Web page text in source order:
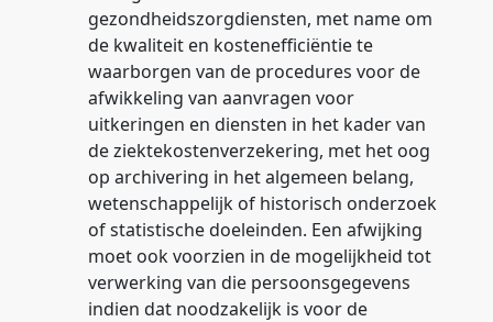
gezondheidszorgdiensten, met name om
de kwaliteit en kostenefficiëntie te
waarborgen van de procedures voor de
afwikkeling van aanvragen voor
uitkeringen en diensten in het kader van
de ziektekostenverzekering, met het oog
op archivering in het algemeen belang,
wetenschappelijk of historisch onderzoek
of statistische doeleinden. Een afwijking
moet ook voorzien in de mogelijkheid tot
verwerking van die persoonsgegevens
indien dat noodzakelijk is voor de